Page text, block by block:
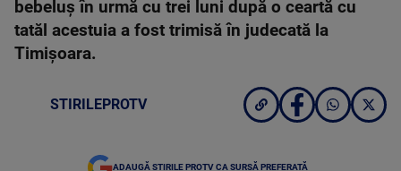
bebeluş în urmă cu trei luni după o ceartă cu
tatăl acestuia a fost trimisă în judecată la
Timișoara.
STIRILEPROTV
ADAUGĂ ȘTIRILE PROTV CA SURSĂ PREFERATĂ